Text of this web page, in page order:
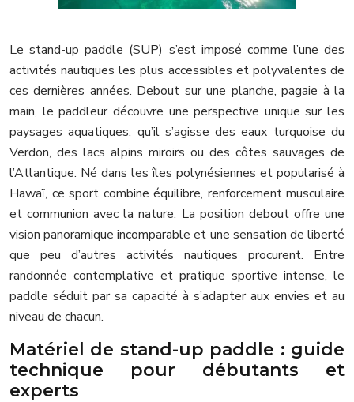
Le stand-up paddle (SUP) s’est imposé comme l’une des
activités nautiques les plus accessibles et polyvalentes de
ces dernières années. Debout sur une planche, pagaie à la
main, le paddleur découvre une perspective unique sur les
paysages aquatiques, qu’il s’agisse des eaux turquoise du
Verdon, des lacs alpins miroirs ou des côtes sauvages de
l’Atlantique. Né dans les îles polynésiennes et popularisé à
Hawaï, ce sport combine équilibre, renforcement musculaire
et communion avec la nature. La position debout offre une
vision panoramique incomparable et une sensation de liberté
que peu d’autres activités nautiques procurent. Entre
randonnée contemplative et pratique sportive intense, le
paddle séduit par sa capacité à s’adapter aux envies et au
niveau de chacun.
Matériel de stand-up paddle : guide
technique pour débutants et
experts